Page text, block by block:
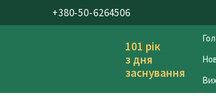
+380-50-6264506
101 рік
з дня
заснування